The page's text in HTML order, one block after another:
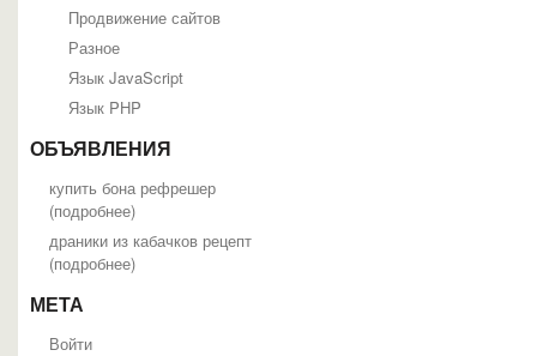
Продвижение сайтов
Разное
Язык JavaScript
Язык PHP
ОБЪЯВЛЕНИЯ
купить бона рефрешер
(подробнее)
драники из кабачков рецепт
(подробнее)
МЕТА
Войти